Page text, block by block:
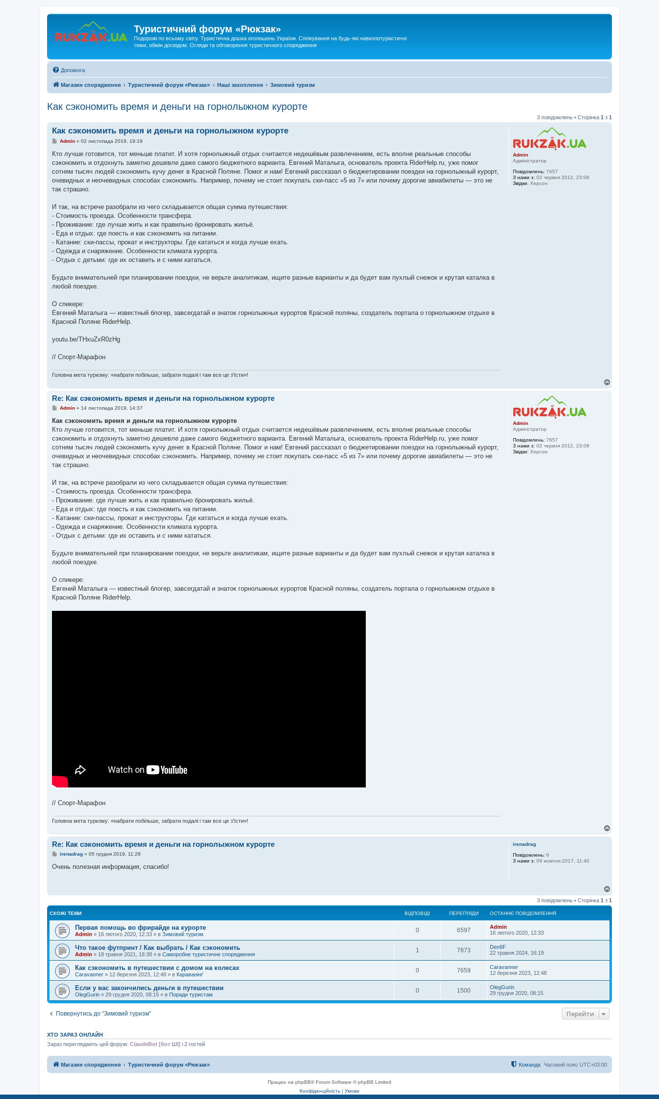
Туристичний форум «Рюкзак»
Подорожі по всьому світу. Туристична дошка оголошень України. Спілкування на будь-які навколотуристичні
теми, обмін досвідом. Огляди та обговорення туристичного спорядження
Допомога
Магазин спорядження Туристичний форум «Рюкзак» Наші захоплення Зимовий туризм
Как сэкономить время и деньги на горнолыжном курорте
3 повідомлень • Сторінка 1 з 1
Admin
Адміністратор
Повідомлень: 7657
З нами з: 02 червня 2012, 23:08
Звідки: Херсон
Как сэкономить время и деньги на горнолыжном курорте
П
в
д
о
л
е
я
Admin» 02 листопада 2019, 19:19
Кто лучше готовится, тот меньше платит. И хотя горнолыжный отдых считается недешёвым развлечением, есть вполне реальные способы
сэкономить и отдохнуть заметно дешевле даже самого бюджетного варианта. Евгений Маталыга, основатель проекта RiderHelp.ru, уже помог
сотням тысяч людей сэкономить кучу денег в Красной Поляне. Помог и нам! Евгений рассказал о бюджетировании поездки на горнолыжный курорт,
очевидных и неочевидных способах сэкономить. Например, почему не стоит покупать ски-пасс «5 из 7» или почему дорогие авиабилеты — это не
так страшно.
И так, на встрече разобрали из чего складывается общая сумма путешествия:
- Стоимость проезда. Особенности трансфера.
- Проживание: где лучше жить и как правильно бронировать жильё.
- Еда и отдых: где поесть и как сэкономить на питании.
- Катание: ски-пассы, прокат и инструкторы. Где кататься и когда лучше ехать.
- Одежда и снаряжение. Особенности климата курорта.
- Отдых с детьми: где их оставить и с ними кататься.
Будьте внимательней при планировании поездки, не верьте аналитикам, ищите разные варианты и да будет вам пухлый снежок и крутая каталка в
любой поездке.
О спикере:
Евгений Маталыга — известный блогер, завсегдатай и знаток горнолыжных курортов Красной поляны, создатель портала о горнолыжном отдыхе в
Красной Поляне RiderHelp.
youtu.be/THxuZxR0zHg
// Спорт-Марафон
Головна мета туризму: «набрати побільше, забрати подалі і там все це з'їсти»!
Admin
Адміністратор
Повідомлень: 7657
З нами з: 02 червня 2012, 23:08
Звідки: Херсон
Re: Как сэкономить время и деньги на горнолыжном курорте
П
в
д
о
л
е
н
Admin» 14 листопада 2019, 14:37
Как сэкономить время и деньги на горнолыжном курорте
Кто лучше готовится, тот меньше платит. И хотя горнолыжный отдых считается недешёвым развлечением, есть вполне реальные способы
сэкономить и отдохнуть заметно дешевле даже самого бюджетного варианта. Евгений Маталыга, основатель проекта RiderHelp.ru, уже помог
сотням тысяч людей сэкономить кучу денег в Красной Поляне. Помог и нам! Евгений рассказал о бюджетировании поездки на горнолыжный курорт,
очевидных и неочевидных способах сэкономить. Например, почему не стоит покупать ски-пасс «5 из 7» или почему дорогие авиабилеты — это не
так страшно.
И так, на встрече разобрали из чего складывается общая сумма путешествия:
- Стоимость проезда. Особенности трансфера.
- Проживание: где лучше жить и как правильно бронировать жильё.
- Еда и отдых: где поесть и как сэкономить на питании.
- Катание: ски-пассы, прокат и инструкторы. Где кататься и когда лучше ехать.
- Одежда и снаряжение. Особенности климата курорта.
- Отдых с детьми: где их оставить и с ними кататься.
Будьте внимательней при планировании поездки, не верьте аналитикам, ищите разные варианты и да будет вам пухлый снежок и крутая каталка в
любой поездке.
О спикере:
Евгений Маталыга — известный блогер, завсегдатай и знаток горнолыжных курортов Красной поляны, создатель портала о горнолыжном отдыхе в
Красной Поляне RiderHelp.
// Спорт-Марафон
Головна мета туризму: «набрати побільше, забрати подалі і там все це з'їсти»!
irenadrag
Повідомлень: 6
З нами з: 09 жовтня 2017, 11:40
Re: Как сэкономить время и деньги на горнолыжном курорте
П
в
л
н
н
irenadrag» 05 грудня 2019, 11:28
Очень полезная информация, спасибо!
г
о
3 повідомлень • Сторінка 1 з 1
СХОЖІ ТЕМИ ВІДПОВІДІ ПЕРЕГЛЯДИ ОСТАННЄ ПОВІДОМЛЕННЯ
Первая помощь во фрирайде на курорте
Admin » 16 лютого 2020, 12:33 » в Зимовий туризм
0 6597
Admin
16 лютого 2020, 12:33
Что такое футпринт / Как выбрать / Как сэкономить
Admin » 18 травня 2021, 18:38 » в Саморобне туристичне спорядження
1 7873
DenIIF
22 травня 2024, 16:19
Как сэкономить в путешествии с домом на колесах
Caravanner » 12 березня 2023, 12:48 » в Караванінґ
0 7659
Caravanner
12 березня 2023, 12:48
Если у вас закончились деньги в путешествии
OlegGurin » 29 грудня 2020, 08:15 » в Поради туристам
0 1500
OlegGurin
29 грудня 2020, 08:15
Повернутись до “Зимовий туризм” Перейти
ХТО ЗАРАЗ ОНЛАЙН
Зараз переглядають цей форум: ClaudeBot [бот ШІ] і 2 гостей
Магазин спорядження Туристичний форум «Рюкзак» Часовий пояс UTC+03:00
Команда
Працює на phpBB® Forum Software © phpBB Limited
Конфіденційність | Умови